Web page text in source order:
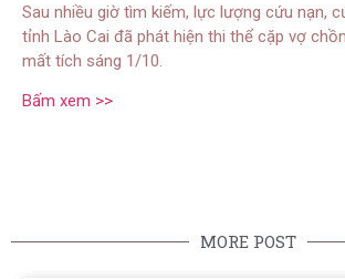
Sau nhiều giờ tìm kiếm, lực lượng cứu nạn,
tỉnh Lào Cai đã phát hiện thi thể cặp vợ
mất tích sáng 1/10.
Bấm xem >>
MORE POST